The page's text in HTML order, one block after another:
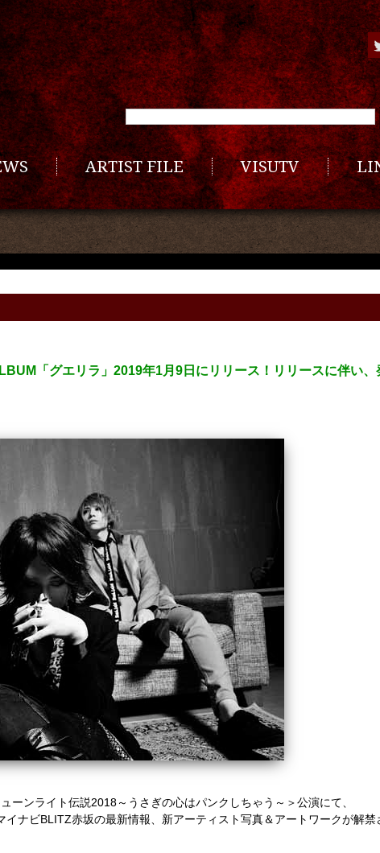
ARTIST FILE VISUTV
「グエリラ」2019年1月9日にリリース！リリースに伴い、
ーンライト伝説2018～うさぎの心はパンクしちゃう～＞公演にて、
ナビBLITZ赤坂の最新情報、新アーティスト写真＆アートワークが解禁